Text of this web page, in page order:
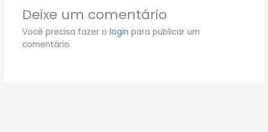
Deixe um comentário
Você precisa fazer o login para publicar um
comentário.